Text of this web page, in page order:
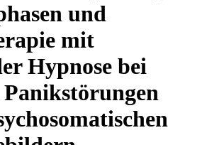
und
mit
Hypnose bei